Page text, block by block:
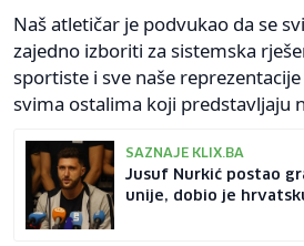
Naš atletičar je podvukao da se
zajedno izboriti za sistemska
sportiste i sve naše
svima ostalima koji predstavljaju
SAZNAJE KLIX.BA
Jusuf Nurkić postao
unije, dobio je